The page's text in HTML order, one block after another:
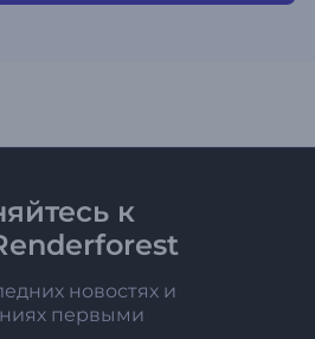
к
новостях и
первыми